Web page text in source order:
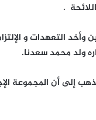
.
وأخد التعهدات و
ولد محمد سعدنا.
إلى أن المجموعة